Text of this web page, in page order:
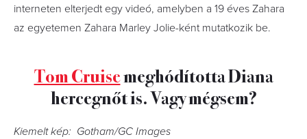
interneten elterjedt egy videó, amelyben a 19 éves Zahara
az egyetemen Zahara Marley Jolie-ként mutatkozik be.
Tom Cruisemeghódította Diana
hercegnőt is. Vagy mégsem?
Kiemelt kép: Gotham/GC Images